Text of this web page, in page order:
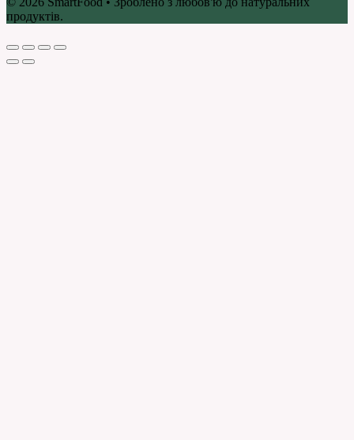
продуктів.